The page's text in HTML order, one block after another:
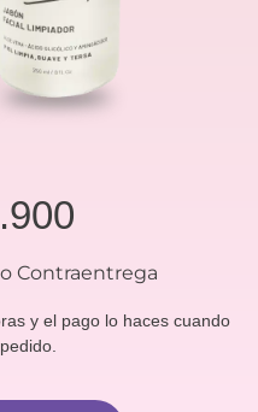
Contraentrega
y el pago lo haces cuando